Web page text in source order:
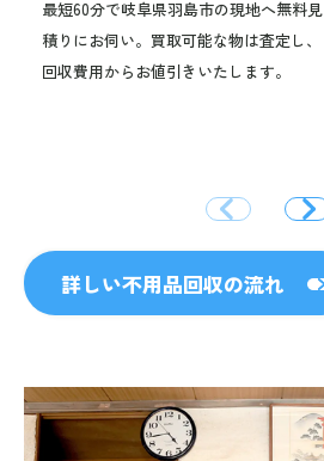
最短60分で岐阜県羽島市の現地へ無料見
積りにお伺い。買取可能な物は査定し、
回収費用からお値引きいたします。
詳しい不用品回収の流れ